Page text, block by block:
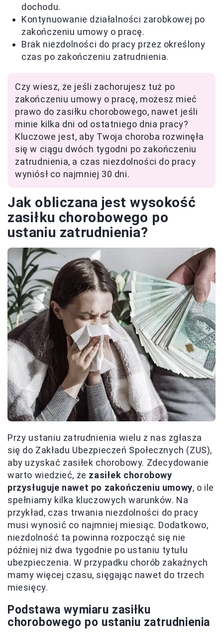
dochodu.
Kontynuowanie działalności zarobkowej po
zakończeniu umowy o pracę.
Brak niezdolności do pracy przez określony
czas po zakończeniu zatrudnienia.
Czy wiesz, że jeśli zachorujesz tuż po
zakończeniu umowy o pracę, możesz mieć
prawo do zasiłku chorobowego, nawet jeśli
minie kilka dni od ostatniego dnia pracy?
Kluczowe jest, aby Twoja choroba rozwinęła
się w ciągu dwóch tygodni po zakończeniu
zatrudnienia, a czas niezdolności do pracy
wyniósł co najmniej 30 dni.
Jak obliczana jest wysokość
zasiłku chorobowego po
ustaniu zatrudnienia?
Przy ustaniu zatrudnienia wielu z nas zgłasza
się do Zakładu Ubezpieczeń Społecznych (ZUS),
aby uzyskać zasiłek chorobowy. Zdecydowanie
warto wiedzieć, że zasiłek chorobowy
przysługuje nawet po zakończeniu umowy, o ile
spełniamy kilka kluczowych warunków. Na
przykład, czas trwania niezdolności do pracy
musi wynosić co najmniej miesiąc. Dodatkowo,
niezdolność ta powinna rozpocząć się nie
później niż dwa tygodnie po ustaniu tytułu
ubezpieczenia. W przypadku chorób zakaźnych
mamy więcej czasu, sięgając nawet do trzech
miesięcy.
Podstawa wymiaru zasiłku
chorobowego po ustaniu zatrudnienia